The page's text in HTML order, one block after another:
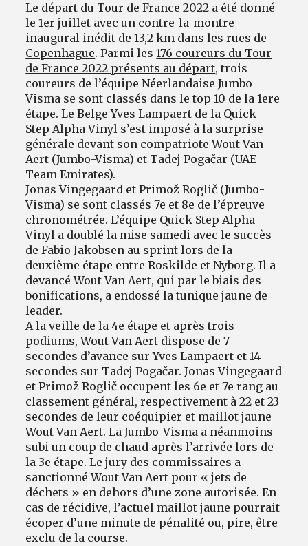
Le départ du Tour de France 2022 a été donné
le 1er juillet avecun contre-la-montre
inaugural inédit de 13,2 km dans les rues de
Copenhague. Parmi les176 coureurs du Tour
de France 2022 présents au départ, trois
coureurs de l’équipe Néerlandaise Jumbo
Visma se sont classés dans le top 10 de la 1ere
étape. Le Belge Yves Lampaert de la Quick
Step Alpha Vinyl s’est imposé à la surprise
générale devant son compatriote Wout Van
Aert (Jumbo-Visma) et Tadej Pogačar (UAE
Team Emirates).
Jonas Vingegaard et Primož Roglič (Jumbo-
Visma) se sont classés 7e et 8e de l’épreuve
chronométrée. L’équipe Quick Step Alpha
Vinyl a doublé la mise samedi avec le succès
de Fabio Jakobsen au sprint lors de la
deuxième étape entre Roskilde et Nyborg. Il a
devancé Wout Van Aert, qui par le biais des
bonifications, a endossé la tunique jaune de
leader.
A la veille de la 4e étape et après trois
podiums, Wout Van Aert dispose de 7
secondes d’avance sur Yves Lampaert et 14
secondes sur Tadej Pogačar. Jonas Vingegaard
et Primož Roglič occupent les 6e et 7e rang au
classement général, respectivement à 22 et 23
secondes de leur coéquipier et maillot jaune
Wout Van Aert. La Jumbo-Visma a néanmoins
subi un coup de chaud après l’arrivée lors de
la 3e étape. Le jury des commissaires a
sanctionné Wout Van Aert pour « jets de
déchets » en dehors d’une zone autorisée. En
cas de récidive, l’actuel maillot jaune pourrait
écoper d’une minute de pénalité ou, pire, être
exclu de la course.